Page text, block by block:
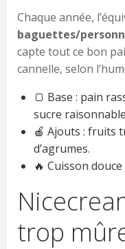
Chaque année,
baguettes/
capte tout ce bon
cannelle, selon
🍞 Base : pain
sucre
🍎 Ajouts : fruits
d’agrumes.
🔥 Cuisson
trop